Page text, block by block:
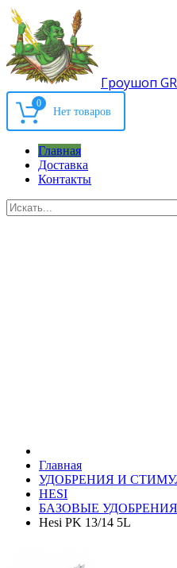
Гроушоп
0
Главная
Доставка
Контакты
Главная
УДОБРЕНИЯ И
HESI
БАЗОВЫЕ УДОБРЕНИЯ
Hesi PK 13/14 5L